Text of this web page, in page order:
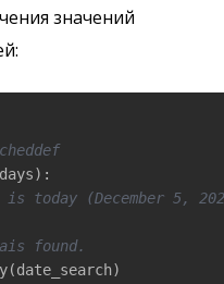
значений
today (December 5,
found.